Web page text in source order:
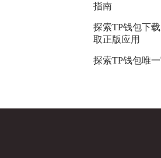
指南
探索TP钱包下
取正版应用
探索TP钱包唯